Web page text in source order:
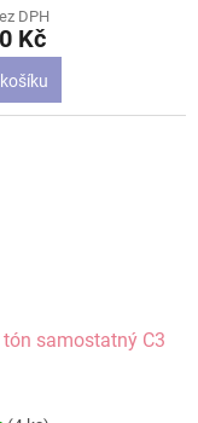
DPH
Kč
samostatný C3